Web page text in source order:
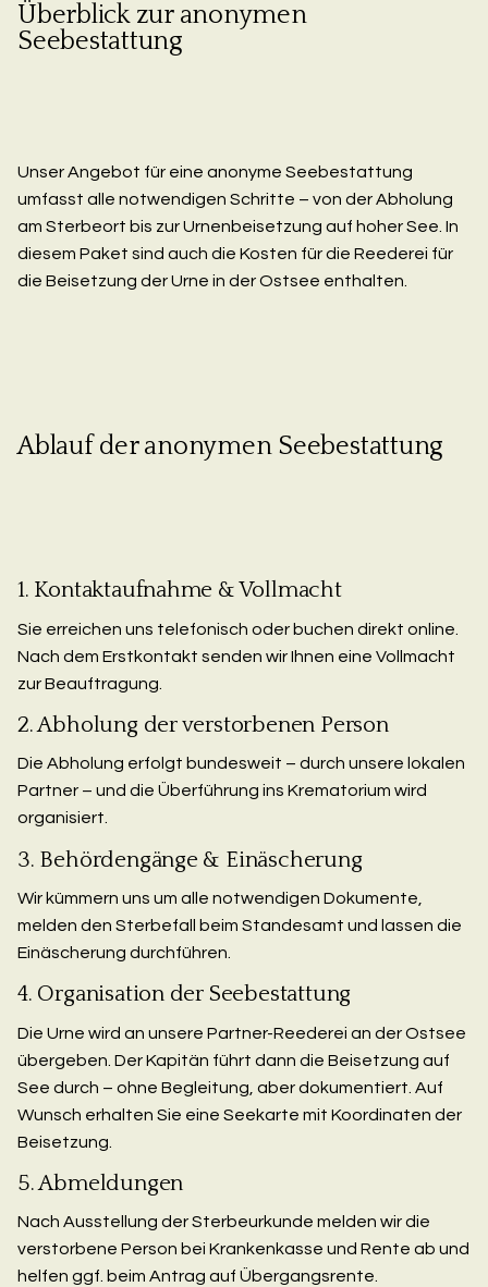
Überblick zur anonymen
Seebestattung
Unser Angebot für eine anonyme Seebestattung
umfasst alle notwendigen Schritte – von der Abholung
am Sterbeort bis zur Urnenbeisetzung auf hoher See. In
diesem Paket sind auch die Kosten für die Reederei für
die Beisetzung der Urne in der Ostsee enthalten.
Ablauf der anonymen Seebestattung
1. Kontaktaufnahme & Vollmacht
Sie erreichen uns telefonisch oder buchen direkt online.
Nach dem Erstkontakt senden wir Ihnen eine Vollmacht
zur Beauftragung.
2. Abholung der verstorbenen Person
Die Abholung erfolgt bundesweit – durch unsere lokalen
Partner – und die Überführung ins Krematorium wird
organisiert.
3. Behördengänge & Einäscherung
Wir kümmern uns um alle notwendigen Dokumente,
melden den Sterbefall beim Standesamt und lassen die
Einäscherung durchführen.
4. Organisation der Seebestattung
Die Urne wird an unsere Partner-Reederei an der Ostsee
übergeben. Der Kapitän führt dann die Beisetzung auf
See durch – ohne Begleitung, aber dokumentiert. Auf
Wunsch erhalten Sie eine Seekarte mit Koordinaten der
Beisetzung.
5. Abmeldungen
Nach Ausstellung der Sterbeurkunde melden wir die
verstorbene Person bei Krankenkasse und Rente ab und
helfen ggf. beim Antrag auf Übergangsrente.